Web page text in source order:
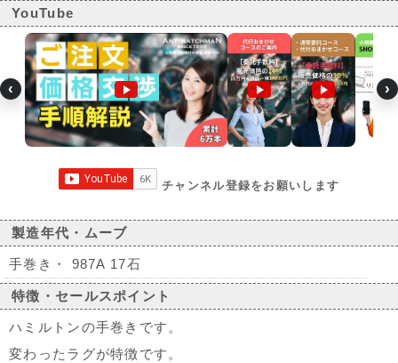
YouTube
‹ ›
チャンネル登録をお願いします
製造年代・ムーブ
手巻き・ 987A 17石
特徴・セールスポイント
ハミルトンの手巻きです。
変わったラグが特徴です。